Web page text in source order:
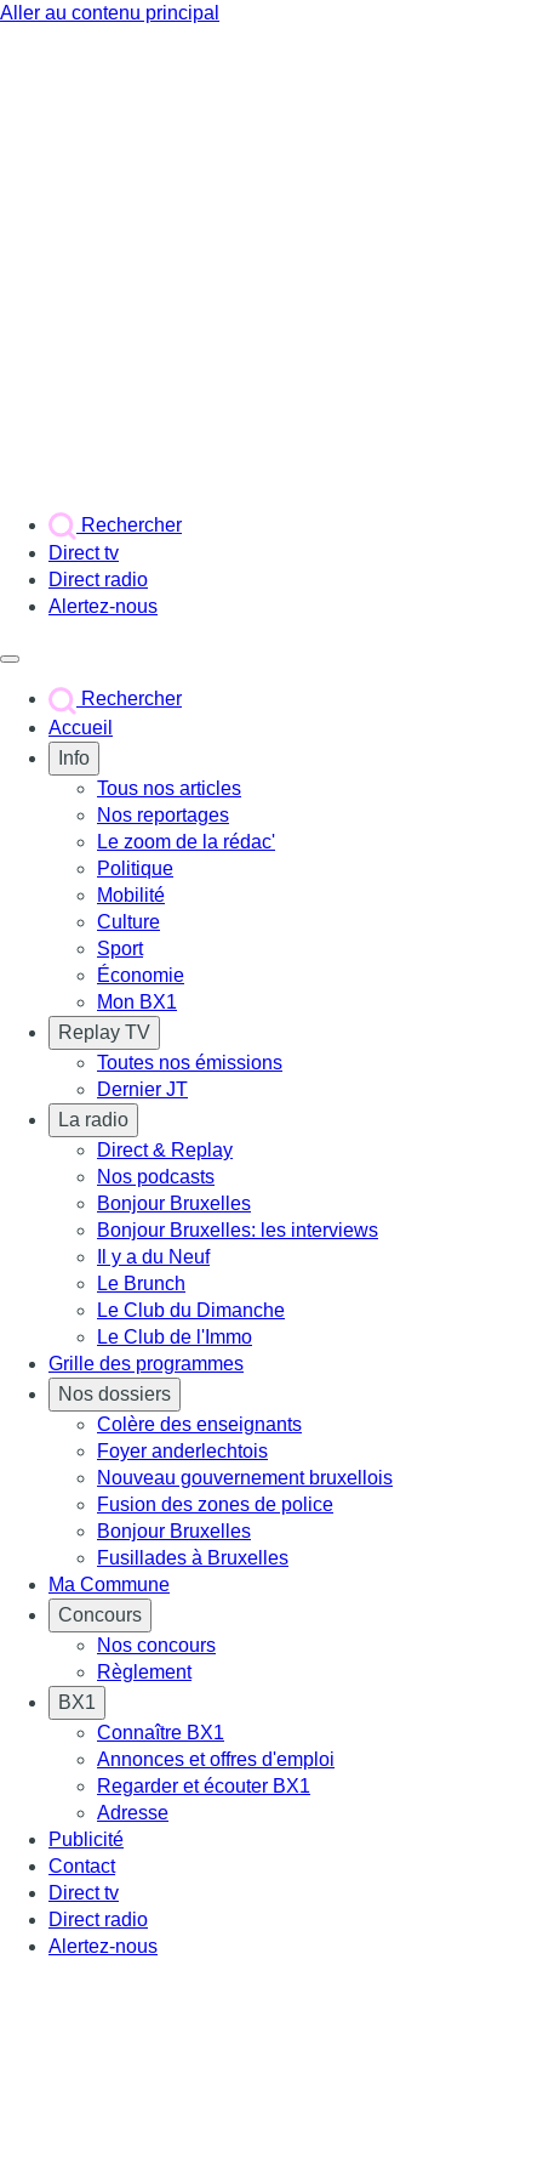
Aller au contenu principal
Rechercher
Direct tv
Direct radio
Alertez-nous
Rechercher
Accueil
Info
Tous nos articles
Nos reportages
Le zoom de la rédac'
Politique
Mobilité
Culture
Sport
Économie
Mon BX1
Replay TV
Toutes nos émissions
Dernier JT
La radio
Direct & Replay
Nos podcasts
Bonjour Bruxelles
Bonjour Bruxelles: les interviews
Il y a du Neuf
Le Brunch
Le Club du Dimanche
Le Club de l'Immo
Grille des programmes
Nos dossiers
Colère des enseignants
Foyer anderlechtois
Nouveau gouvernement bruxellois
Fusion des zones de police
Bonjour Bruxelles
Fusillades à Bruxelles
Ma Commune
Concours
Nos concours
Règlement
BX1
Connaître BX1
Annonces et offres d'emploi
Regarder et écouter BX1
Adresse
Publicité
Contact
Direct tv
Direct radio
Alertez-nous